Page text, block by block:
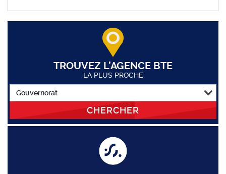
TROUVEZ L’AGENCE BTE
LA PLUS PROCHE
CHERCHER